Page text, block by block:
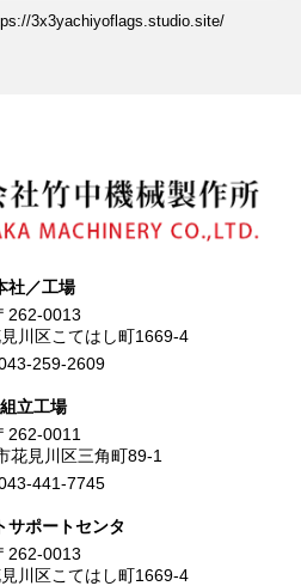
3x3yachiyoflags.studio.site/
社／工場
262-0013
川区こてはし町1669-4
259-2609
組立工場
262-0011
花見川区三角町89-1
441-7745
サポートセンタ
262-0013
川区こてはし町1669-4